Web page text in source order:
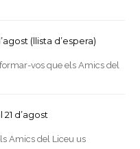
(llista d’espera)
vos que els Amics del
d’agost
Amics del Liceu us